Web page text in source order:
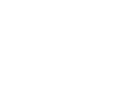
上扮演着越来越重
市场和投资者期望
润最有利。”